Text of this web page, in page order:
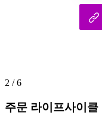
2 / 6
주문 라이프사이클